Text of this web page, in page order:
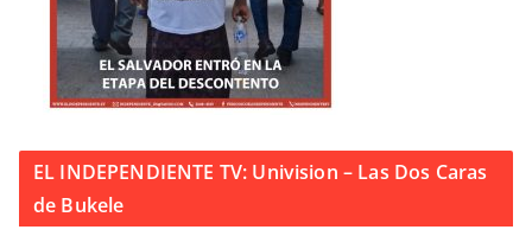
EL INDEPENDIENTE TV: Univision – Las Dos Caras
de Bukele